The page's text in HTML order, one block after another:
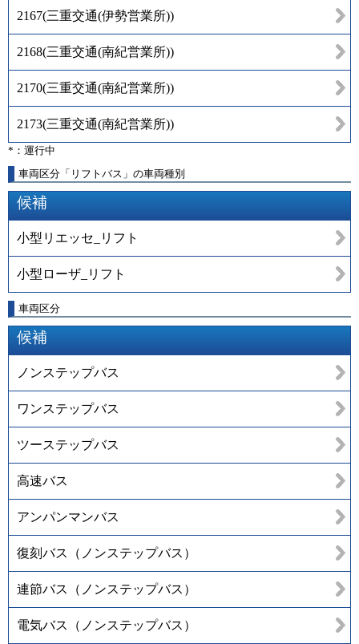
2167(三重交通(伊勢営業所))
2168(三重交通(南紀営業所))
2170(三重交通(南紀営業所))
2173(三重交通(南紀営業所))
*：運行中
車両区分「リフトバス」の車両種別
候補
小型リエッセ_リフト
小型ローザ_リフト
車両区分
候補
ノンステップバス
ワンステップバス
ツーステップバス
高速バス
アンパンマンバス
復刻バス（ノンステップバス）
連節バス（ノンステップバス）
電気バス（ノンステップバス）